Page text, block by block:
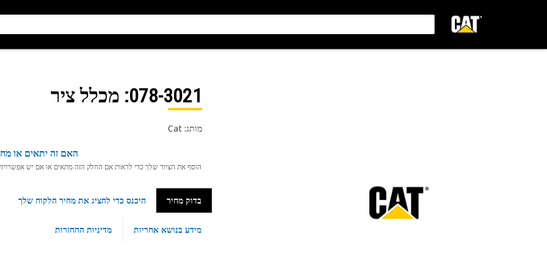
078-3021: מכלל ציר
מותג: Cat
האם זה יתאים או
הוסף את הציוד שלך כדי לראות אם החלק הזה מתאים או אם יש אפשרויות
בדוק מחיר היכנס כדי להציג את מחיר הלקוח שלך
מידע בנושא אחריות מדיניות ההחזרות